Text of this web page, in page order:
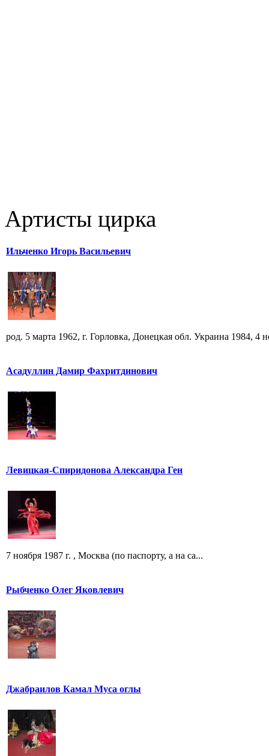
Артисты цирка
Ильченко Игорь Васильевич
род. 5 марта 1962, г. Горловка, Донецкая обл. Украина 1984, 4
Асадуллин Дамир Фахритдинович
Левицкая-Спиридонова Александра Ген
7 ноября 1987 г. , Москва (по паспорту, а на са...
Рыбченко Олег Яковлевич
Джабраилов Камал Муса оглы